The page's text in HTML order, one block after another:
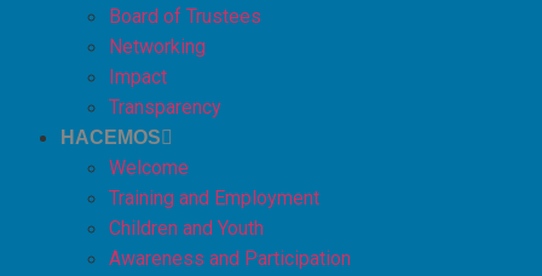
Board of Trustees
Networking
Impact
Transparency
HACEMOS
Welcome
Training and Employment
Children and Youth
Awareness and Participation